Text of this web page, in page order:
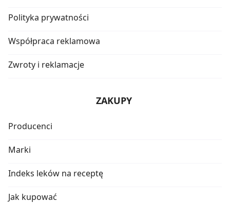
Polityka prywatności
Współpraca reklamowa
Zwroty i reklamacje
ZAKUPY
Producenci
Marki
Indeks leków na receptę
Jak kupować